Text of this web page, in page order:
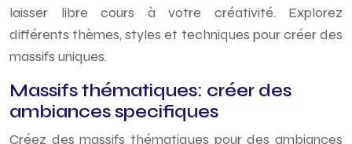
laisser libre cours à votre créativité. Explorez
différents thèmes, styles et techniques pour créer des
massifs uniques.
Massifs thématiques: créer des
ambiances specifiques
Créez des massifs thématiques pour des ambiances